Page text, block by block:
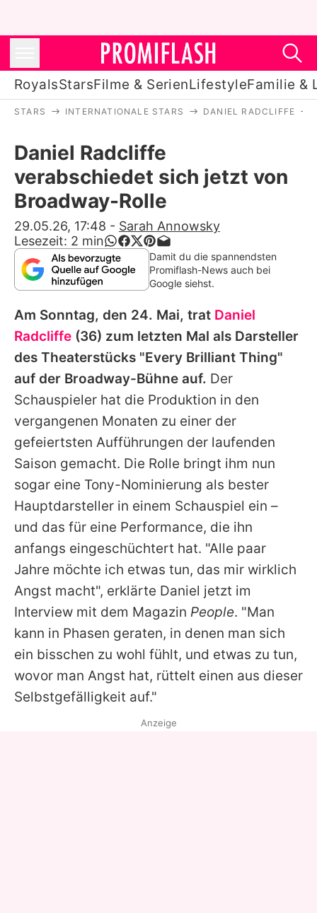
RoyalsStarsFilme & SerienLifestyleFamilie &
Stars
Filme & Serien
Lifestyle
Familie & Liebe
Promiflash Exklusiv
Alle Themen auf Promiflash
Jobs
App runterladen
Team
Redaktionelle Richtlinien
Impressum
Datenschutzerklärung
Nutzungsbedingungen
Utiq verwalten
STARS INTERNATIONALE STARS DANIEL RADCLIFFE
Daniel Radcliffe
verabschiedet sich jetzt von
Broadway-Rolle
29.05.26, 17:48 - Sarah Annowsky
Lesezeit: 2 min
Damit du die spannendsten
Promiflash-News auch bei
Google siehst.
Am Sonntag, den 24. Mai, trat Daniel
Radcliffe (36) zum letzten Mal als Darsteller
des Theaterstücks "Every Brilliant Thing"
auf der Broadway-Bühne auf. Der
Schauspieler hat die Produktion in den
vergangenen Monaten zu einer der
gefeiertsten Aufführungen der laufenden
Saison gemacht. Die Rolle bringt ihm nun
sogar eine Tony-Nominierung als bester
Hauptdarsteller in einem Schauspiel ein –
und das für eine Performance, die ihn
anfangs eingeschüchtert hat. "Alle paar
Jahre möchte ich etwas tun, das mir wirklich
Angst macht", erklärte Daniel jetzt im
Interview mit dem Magazin People. "Man
kann in Phasen geraten, in denen man sich
ein bisschen zu wohl fühlt, und etwas zu tun,
wovor man Angst hat, rüttelt einen aus dieser
Selbstgefälligkeit auf."
Anzeige